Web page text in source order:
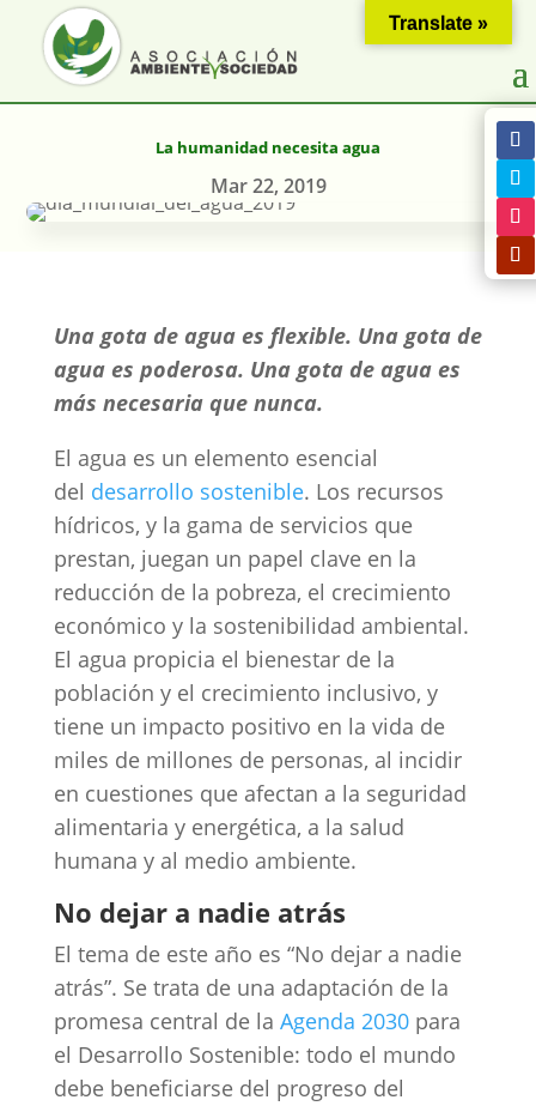
La humanidad necesita agua
Mar 22, 2019
Una gota de agua es flexible. Una gota de
agua es poderosa. Una gota de agua es
más necesaria que nunca.
El agua es un elemento esencial
del desarrollo sostenible. Los recursos
hídricos, y la gama de servicios que
prestan, juegan un papel clave en la
reducción de la pobreza, el crecimiento
económico y la sostenibilidad ambiental.
El agua propicia el bienestar de la
población y el crecimiento inclusivo, y
tiene un impacto positivo en la vida de
miles de millones de personas, al incidir
en cuestiones que afectan a la seguridad
alimentaria y energética, a la salud
humana y al medio ambiente.
No dejar a nadie atrás
El tema de este año es “No dejar a nadie
atrás”. Se trata de una adaptación de la
promesa central de la Agenda 2030para
el Desarrollo Sostenible: todo el mundo
debe beneficiarse del progreso del
Translate »